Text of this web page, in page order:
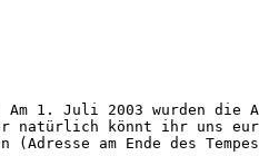
Am 1. Juli 2003 wurden die
natürlich könnt ihr uns
am Ende des